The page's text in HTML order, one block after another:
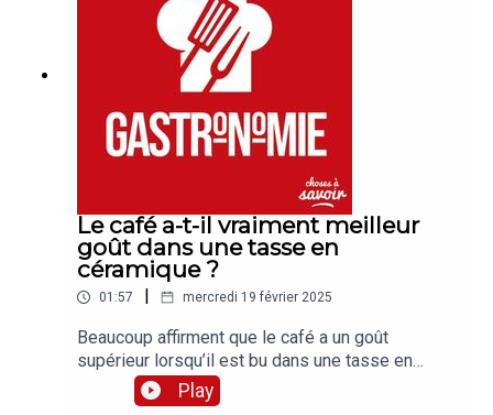
Le café a-t-il vraiment meilleur
goût dans une tasse en
céramique ?
01:57 | mercredi 19 février 2025
Beaucoup affirment que le café a un goût
supérieur lorsqu’il est bu dans une tasse en
céramique plutôt que dans un gobelet en
plastique, en verre ou en métal. Cette impression
Play